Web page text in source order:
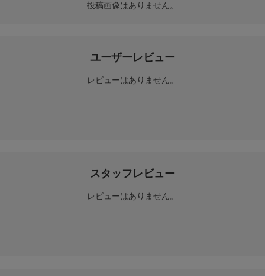
投稿画像はありません。
ユーザーレビュー
レビューはありません。
スタッフレビュー
レビューはありません。